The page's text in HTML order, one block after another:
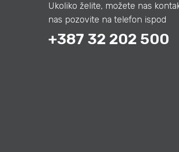
Ukoliko želite, možete nas
nas pozovite na telefon ispod
+387 32 202 500